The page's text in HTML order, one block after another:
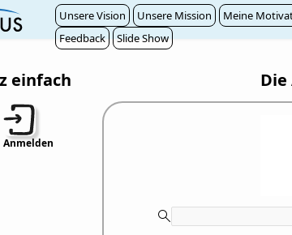
Unsere Vision Unsere Mission Meine
Feedback
Slide Show
einfach
Anmelden